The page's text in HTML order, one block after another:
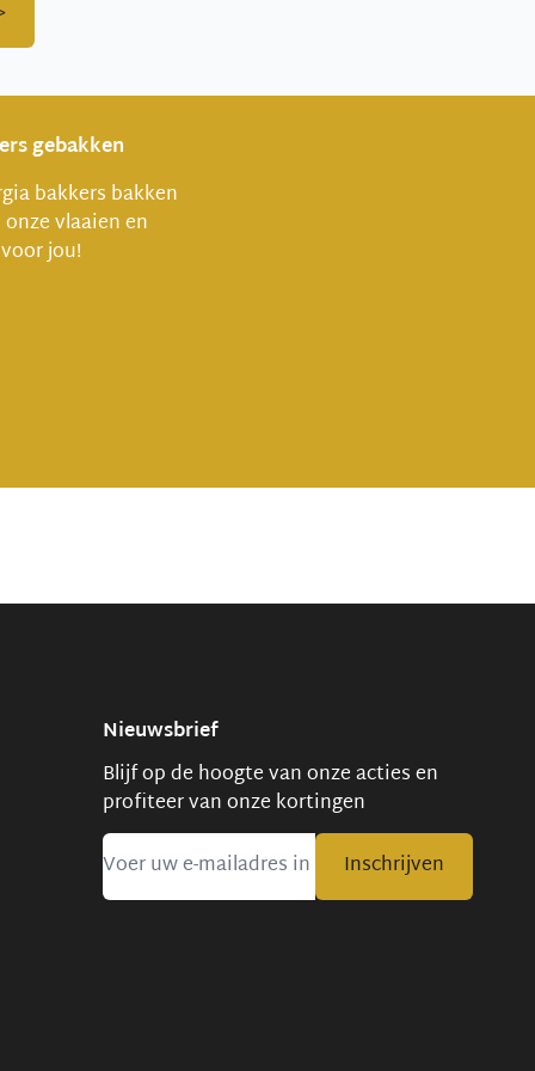
gebakken
bakkers bakken
vlaaien en
jou!
Nieuwsbrief
Blijf op de hoogte van onze acties en
profiteer van onze kortingen
Inschrijven